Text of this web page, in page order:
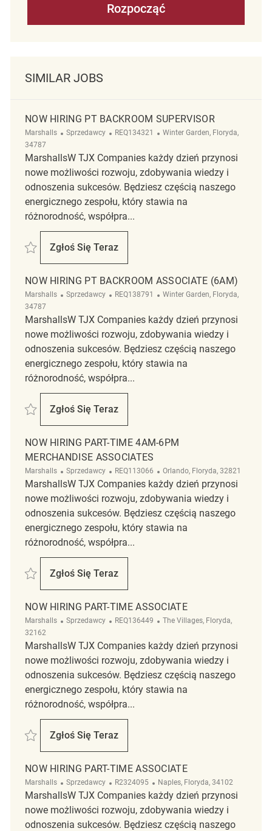
Rozpocząć
SIMILAR JOBS
NOW HIRING PT BACKROOM SUPERVISOR
Marshalls Kategoria
Sprzedawcy ReqId
REQ134321 Lokalizacja
Winter Garden, Floryda,
34787
MarshallsW TJX Companies każdy dzień przynosi
nowe możliwości rozwoju, zdobywania wiedzy i
odnoszenia sukcesów. Będziesz częścią naszego
energicznego zespołu, który stawia na
różnorodność, współpra...
Zapisać Now Hiring PT Backroom Supervisor REQ134321
Zgłoś Się Teraz
Now Hiring PT Backroom Supervisor
NOW HIRING PT BACKROOM ASSOCIATE (6AM)
Marshalls Kategoria
Sprzedawcy ReqId
REQ138791 Lokalizacja
Winter Garden, Floryda,
34787
MarshallsW TJX Companies każdy dzień przynosi
nowe możliwości rozwoju, zdobywania wiedzy i
odnoszenia sukcesów. Będziesz częścią naszego
energicznego zespołu, który stawia na
różnorodność, współpra...
Zapisać Now Hiring PT Backroom Associate (6am) REQ138791
Zgłoś Się Teraz
Now Hiring PT Backroom Associate (6am)
NOW HIRING PART-TIME 4AM-6PM
MERCHANDISE ASSOCIATES
Marshalls Kategoria
Sprzedawcy ReqId
REQ113066 Lokalizacja
Orlando, Floryda, 32821
MarshallsW TJX Companies każdy dzień przynosi
nowe możliwości rozwoju, zdobywania wiedzy i
odnoszenia sukcesów. Będziesz częścią naszego
energicznego zespołu, który stawia na
różnorodność, współpra...
Zapisać Now Hiring Part-Time 4am-6pm Merchandise Associates
Zgłoś Się Teraz
Now Hiring Part-Time 4am-6pm
NOW HIRING PART-TIME ASSOCIATE
Marshalls Kategoria
Sprzedawcy ReqId
REQ136449 Lokalizacja
The Villages, Floryda,
32162
MarshallsW TJX Companies każdy dzień przynosi
nowe możliwości rozwoju, zdobywania wiedzy i
odnoszenia sukcesów. Będziesz częścią naszego
energicznego zespołu, który stawia na
różnorodność, współpra...
Zapisać Now Hiring Part-Time Associate REQ136449
Zgłoś Się Teraz
Now Hiring Part-Time Associate
NOW HIRING PART-TIME ASSOCIATE
Marshalls Kategoria
Sprzedawcy ReqId
R2324095 Lokalizacja
Naples, Floryda, 34102
MarshallsW TJX Companies każdy dzień przynosi
nowe możliwości rozwoju, zdobywania wiedzy i
odnoszenia sukcesów. Będziesz częścią naszego